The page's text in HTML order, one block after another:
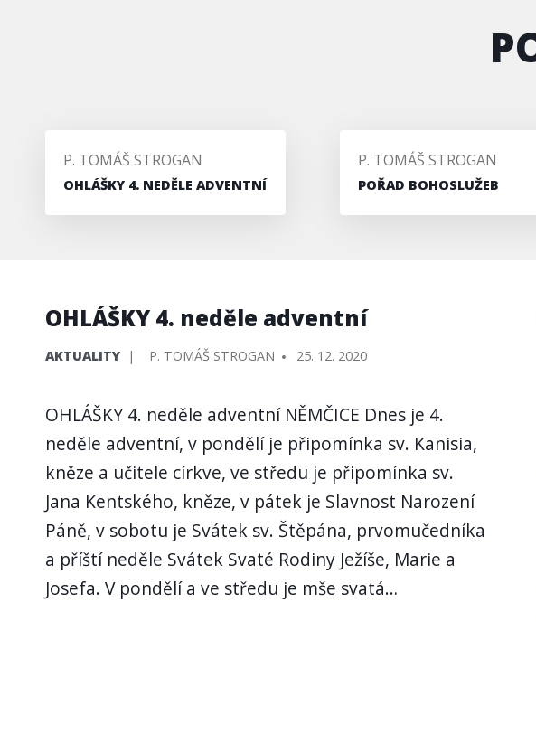
PŘIDAL/A
P. TOMÁŠ STROGAN
OHLÁŠKY 4. NEDĚLE ADVENTNÍ
PŘIDAL/A
P. TOMÁŠ STROGAN
POŘAD BOHOSLUŽEB
OHLÁŠKY 4. neděle adventní
PUBLIKOVÁNO
AKTUALITY PŘIDAL/A
P. TOMÁŠ STROGAN 25. 12. 2020
OHLÁŠKY 4. neděle adventní NĚMČICE Dnes je 4.
neděle adventní, v pondělí je připomínka sv. Kanisia,
kněze a učitele církve, ve středu je připomínka sv.
Jana Kentského, kněze, v pátek je Slavnost Narození
Páně, v sobotu je Svátek sv. Štěpána, prvomučedníka
a příští neděle Svátek Svaté Rodiny Ježíše, Marie a
Josefa. V pondělí a ve středu je mše svatá…